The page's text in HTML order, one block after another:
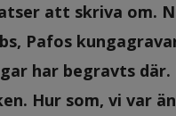
att skriva om.
Pafos
har begravts
Hur som, vi var